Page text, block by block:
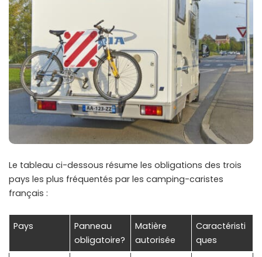
Le tableau ci-dessous résume les obligations des trois
pays les plus fréquentés par les camping-caristes
français :
Pays
Panneau
obligatoire?
Matière
autorisée
Caractéristi
ques